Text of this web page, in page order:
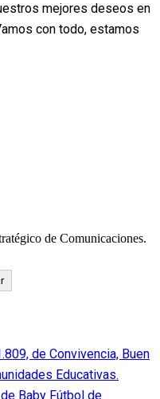
mejores deseos en
con todo, estamos
de Comunicaciones.
de Convivencia, Buen
Educativas.
Baby Fútbol de